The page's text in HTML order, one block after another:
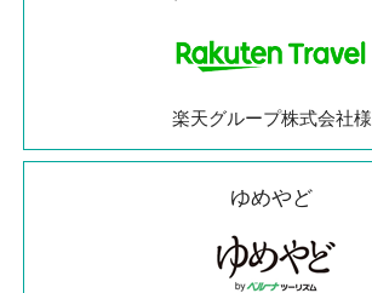
楽天グループ株式会社様
ゆめやど